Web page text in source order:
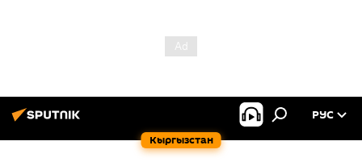
Кыргызстан
РУС